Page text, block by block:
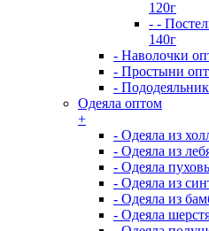
120г
- -
140г
- Наволочки
- Простыни
-
Одеяла оптом
+
- Одеяла из
- Одеяла из
- Одеяла
- Одеяла из
- Одеяла из
- Одеяла